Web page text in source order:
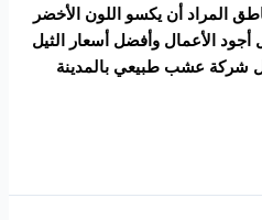
المراد أن يكسو اللون الأخضر
الأعمال وأفضل أسعار الثيل
شركة عشب طبيعي بالمدينة